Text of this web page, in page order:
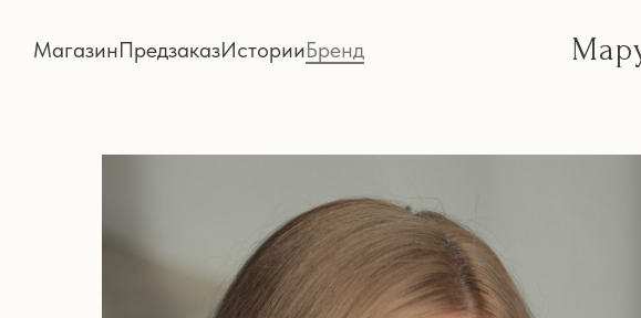
МагазинПредзаказИсторииБренд